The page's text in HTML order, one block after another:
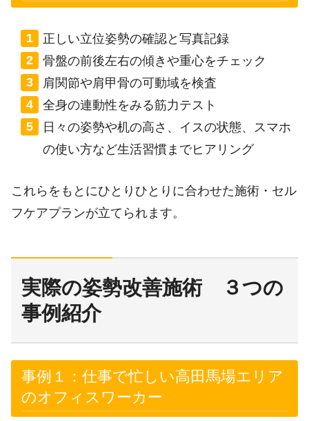
正しい立位姿勢の確認と写真記録
骨盤の前後左右の傾きや重心をチェック
肩関節や肩甲骨の可動域を検査
全身の連動性をみる筋力テスト
日々の姿勢や机の高さ、イスの状態、スマホ
の使い方など生活習慣までヒアリング
これらをもとにひとりひとりに合わせた施術・セル
フケアプランが立てられます。
実際の姿勢改善施術 ３つの
事例紹介
事例１：仕事で忙しい高田馬場エリア
のオフィスワーカー